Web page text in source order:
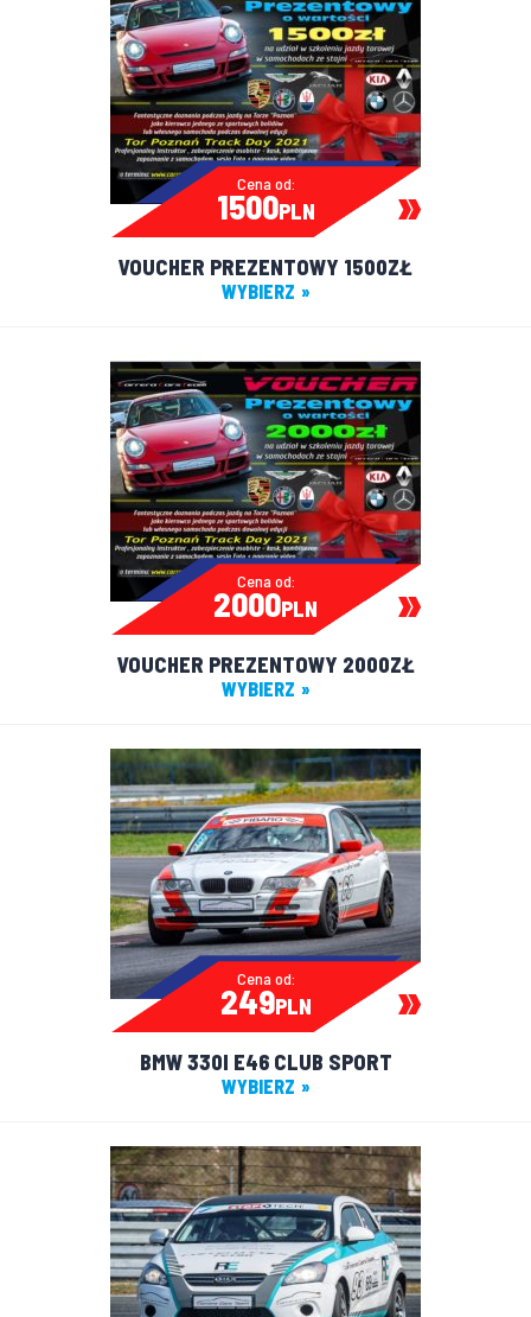
Cena od:
1500PLN
VOUCHER PREZENTOWY 1500ZŁ
WYBIERZ
Cena od:
2000PLN
VOUCHER PREZENTOWY 2000ZŁ
WYBIERZ
Cena od:
249PLN
BMW 330I E46 CLUB SPORT
WYBIERZ